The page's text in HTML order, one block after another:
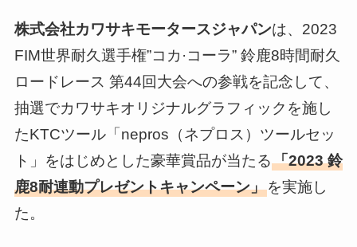
株式会社カワサキモータースジャパンは、2023
FIM世界耐久選手権”コカ·コーラ” 鈴鹿8時間耐久
ロードレース 第44回大会への参戦を記念して、
抽選でカワサキオリジナルグラフィックを施し
たKTCツール「nepros（ネプロス）ツールセッ
ト」をはじめとした豪華賞品が当たる「2023 鈴
鹿8耐連動プレゼントキャンペーン」を実施し
た。